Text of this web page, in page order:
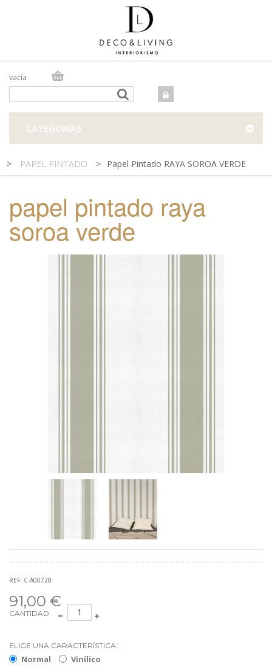
vacía
TIENDA FÍSICA
CATEGORÍAS
> PAPEL PINTADO > Papel Pintado RAYA SOROA VERDE
papel pintado raya
soroa verde
REF: C-A00728
91,00 €
CANTIDAD
ELIGE UNA CARACTERÍSTICA:
Normal Vinílico